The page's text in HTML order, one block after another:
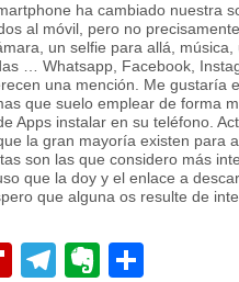
ha cambiado nuestra
al móvil, pero no
un selfie para allá, música,
… Whatsapp, Facebook,
una mención. Me gustaría
que suelo emplear de forma
Apps instalar en su teléfono.
la gran mayoría existen para
son las que considero más
que la doy y el enlace a
que alguna os resulte de
Flipboard
Telegram
Evernote